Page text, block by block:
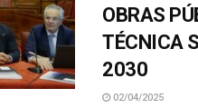
OBRAS
TÉCNICA
2030
02/04/2025